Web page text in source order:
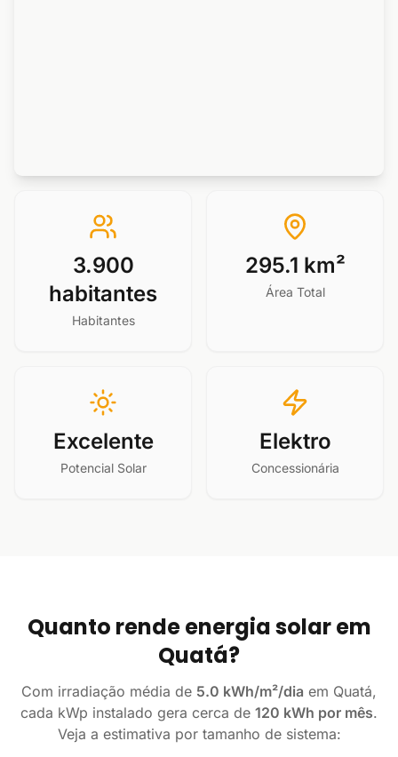
3.900
habitantes
Habitantes
295.1 km²
Área Total
Excelente
Potencial Solar
Elektro
Concessionária
Quanto rende energia solar em
Quatá?
Com irradiação média de 5.0 kWh/m²/dia em Quatá,
cada kWp instalado gera cerca de 120 kWh por mês.
Veja a estimativa por tamanho de sistema: